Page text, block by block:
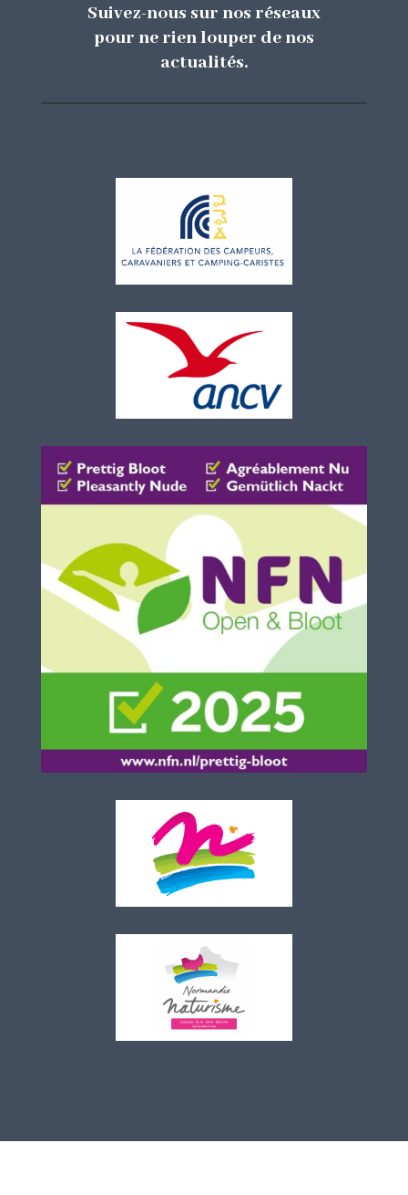
Suivez-nous sur nos réseaux
pour ne rien louper de nos
actualités.